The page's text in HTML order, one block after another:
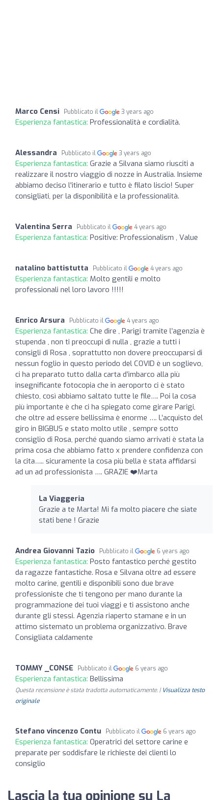
Marco Censi Pubblicato il 3 years ago
Esperienza fantastica: Professionalità e cordialità.
Alessandra Pubblicato il 3 years ago
Esperienza fantastica: Grazie a Silvana siamo riusciti a
realizzare il nostro viaggio di nozze in Australia. Insieme
abbiamo deciso l'itinerario e tutto è filato liscio! Super
consigliati, per la disponibilità e la professionalità.
Valentina Serra Pubblicato il 4 years ago
Esperienza fantastica: Positive: Professionalism , Value
natalino battistutta Pubblicato il 4 years ago
Esperienza fantastica: Molto gentili e molto
professionali nel loro lavoro !!!!!
Enrico Arsura Pubblicato il 4 years ago
Esperienza fantastica: Che dire , Parigi tramite l’agenzia è
stupenda , non ti preoccupi di nulla , grazie a tutti i
consigli di Rosa , soprattutto non dovere preoccuparsi di
nessun foglio in questo periodo del COVID è un soglievo,
ci ha preparato tutto dalla carta d’imbarco alla più
insegnificante fotocopia che in aeroporto ci è stato
chiesto, così abbiamo saltato tutte le file…. Poi la cosa
più importante è che ci ha spiegato come girare Parigi,
che oltre ad essere bellissima è enorme …. L’acquisto del
giro in BIGBUS e stato molto utile , sempre sotto
consiglio di Rosa, perché quando siamo arrivati è stata la
prima cosa che abbiamo fatto x prendere confidenza con
la cita….. sicuramente la cosa più bella è stata affidarsi
ad un ad professionista …. GRAZIE ❤️Marta
La Viaggeria
Grazie a te Marta! Mi fa molto piacere che siate
stati bene ! Grazie
Andrea Giovanni Tazio Pubblicato il 6 years ago
Esperienza fantastica: Posto fantastico perché gestito
da ragazze fantastiche. Rosa e Silvana oltre ad essere
molto carine, gentili e disponibili sono due brave
professioniste che ti tengono per mano durante la
programmazione dei tuoi viaggi e ti assistono anche
durante gli stessi. Agenzia riaperto stamane e in un
attimo sistemato un problema organizzativo. Brave
Consigliata caldamente
TOMMY _CONSE Pubblicato il 6 years ago
Esperienza fantastica: Bellissima
Questa recensione è stata tradotta automaticamente. | Visualizza testo
originale
Stefano vincenzo Contu Pubblicato il 6 years ago
Esperienza fantastica: Operatrici del settore carine e
preparate per soddisfare le richieste dei clienti lo
consiglio
Lascia la tua opinione su La